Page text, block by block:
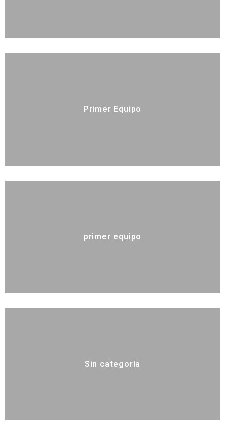
Primer Equipo
primer equipo
Sin categoría